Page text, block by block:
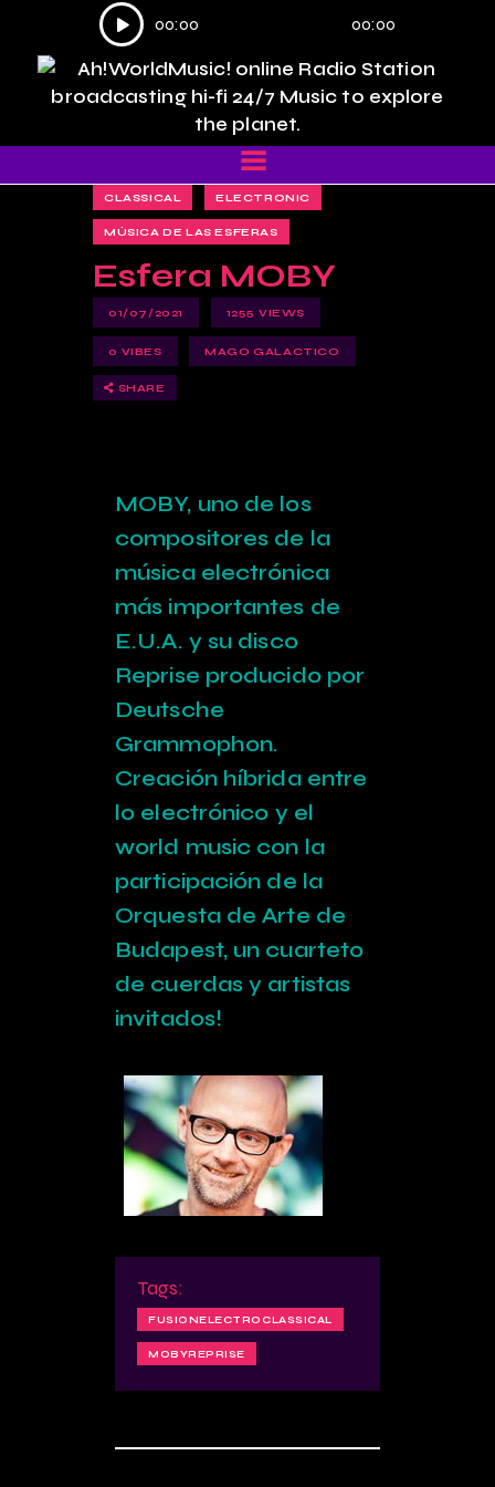
Reproductor
de
audio
00:00 00:00
CLASSICAL ELECTRONIC
MÚSICA DE LAS ESFERAS
Esfera MOBY
01/07/2021 1255 VIEWS
0 VIBES MAGO GALACTICO
SHARE
MOBY, uno de los
compositores de la
música electrónica
más importantes de
E.U.A. y su disco
Reprise producido por
Deutsche
Grammophon.
Creación híbrida entre
lo electrónico y el
world music con la
participación de la
Orquesta de Arte de
Budapest, un cuarteto
de cuerdas y artistas
invitados!
Tags:
FUSIONELECTROCLASSICAL
MOBYREPRISE